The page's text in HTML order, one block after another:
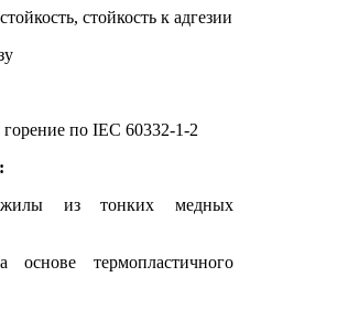
стойкость к адгезии
по IEC 60332-1-2
жилы из тонких медных
термопластичного